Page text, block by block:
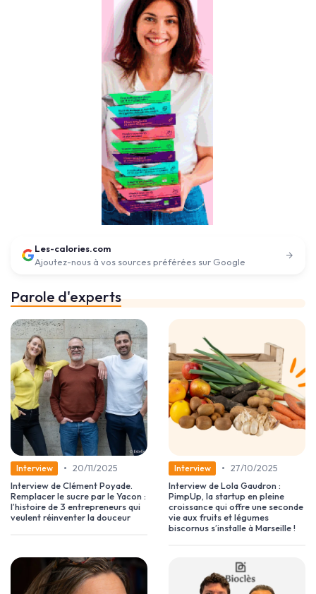
Les-calories.com
Ajoutez-nous à vos sources préférées sur Google
Parole d'experts
Interview • 20/11/2025
Interview de Clément Poyade.
Remplacer le sucre par le Yacon :
l’histoire de 3 entrepreneurs qui
veulent réinventer la douceur
Interview • 27/10/2025
Interview de Lola Gaudron :
PimpUp, la startup en pleine
croissance qui offre une seconde
vie aux fruits et légumes
biscornus s’installe à Marseille !